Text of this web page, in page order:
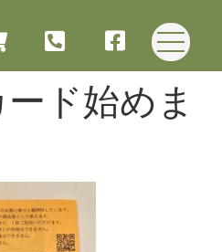
ド始めま